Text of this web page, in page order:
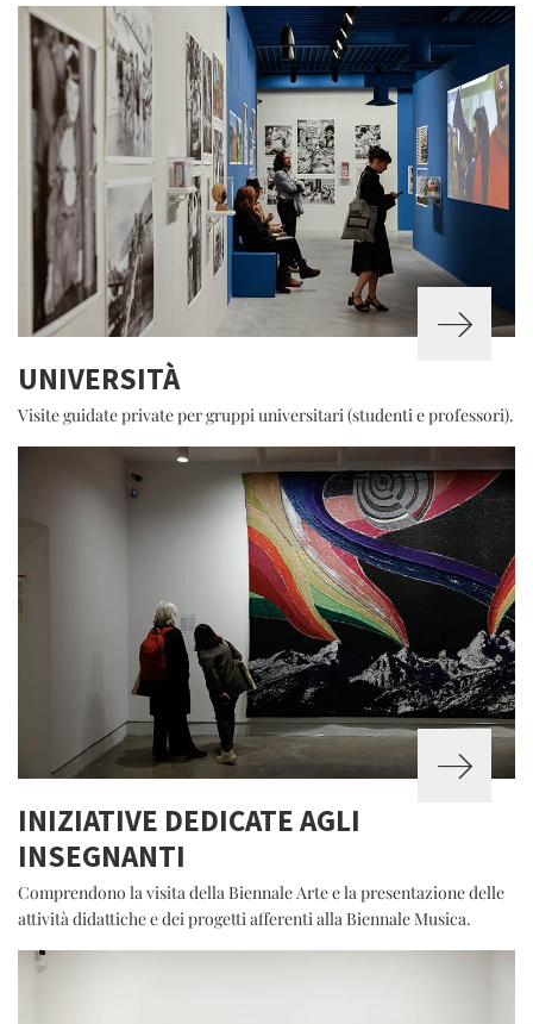
UNIVERSITÀ
Visite guidate private per gruppi universitari (studenti e professori).
INIZIATIVE DEDICATE AGLI
INSEGNANTI
Comprendono la visita della Biennale Arte e la presentazione delle
attività didattiche e dei progetti afferenti alla Biennale Musica.